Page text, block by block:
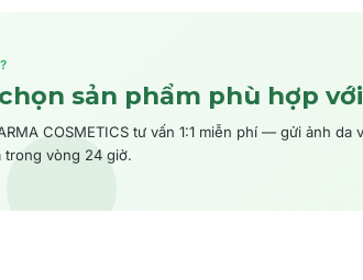
sản phẩm phù hợp
COSMETICS tư vấn 1:1 miễn phí — gửi ảnh da
trong vòng 24 giờ.